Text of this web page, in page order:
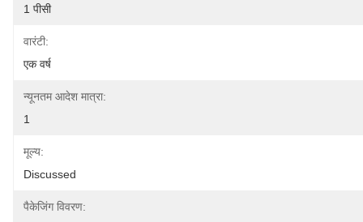
1 पीसी
वारंटी:
एक वर्ष
न्यूनतम आदेश मात्रा:
1
मूल्य:
Discussed
पैकेजिंग विवरण: